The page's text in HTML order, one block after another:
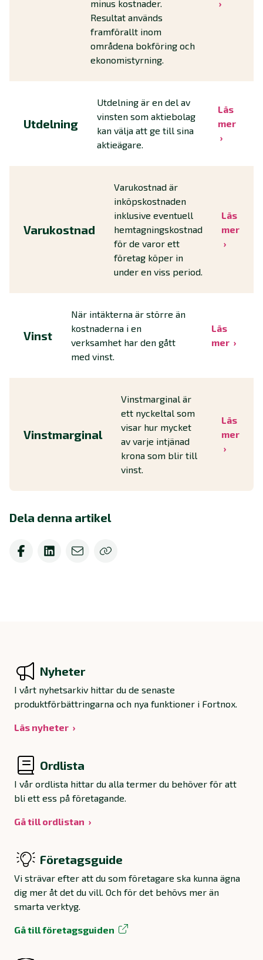
minus kostnader.
Resultat används
framförallt inom
områdena bokföring och
ekonomistyrning.
Utdelning
Utdelning är en del av
vinsten som aktiebolag
kan välja att ge till sina
aktieägare.
Läs
mer
Varukostnad
Varukostnad är
inköpskostnaden
inklusive eventuell
hemtagningskostnad
för de varor ett
företag köper in
under en viss period.
Läs
mer
Vinst
När intäkterna är större än
kostnaderna i en
verksamhet har den gått
med vinst.
Läs
mer
Vinstmarginal
Vinstmarginal är
ett nyckeltal som
visar hur mycket
av varje intjänad
krona som blir till
vinst.
Läs
mer
Dela denna artikel
Nyheter
I vårt nyhetsarkiv hittar du de senaste
produktförbättringarna och nya funktioner i Fortnox.
Läs nyheter
Ordlista
I vår ordlista hittar du alla termer du behöver för att
bli ett ess på företagande.
Gå till ordlistan
Företagsguide
Vi strävar efter att du som företagare ska kunna ägna
dig mer åt det du vill. Och för det behövs mer än
smarta verktyg.
Gå till företagsguiden